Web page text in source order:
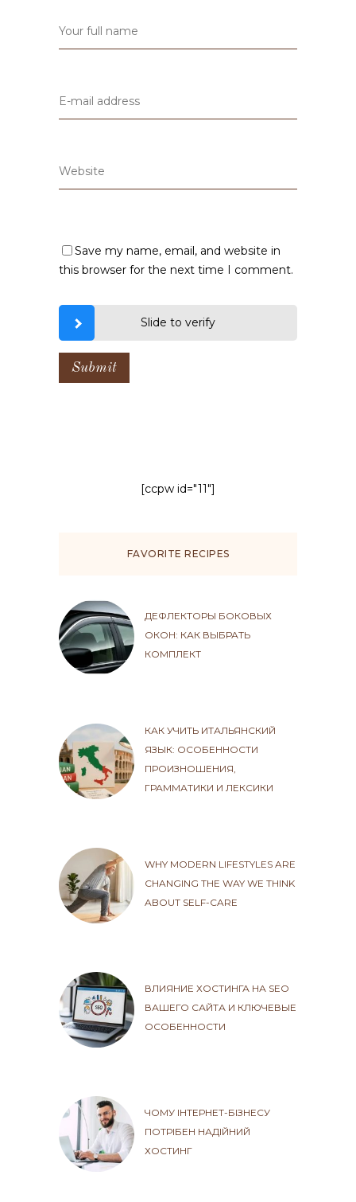
Save my name, email, and website in
this browser for the next time I comment.
Slide to verify
[ccpw id="11"]
FAVORITE RECIPES
ДЕФЛЕКТОРЫ БОКОВЫХ
ОКОН: КАК ВЫБРАТЬ
КОМПЛЕКТ
КАК УЧИТЬ ИТАЛЬЯНСКИЙ
ЯЗЫК: ОСОБЕННОСТИ
ПРОИЗНОШЕНИЯ,
ГРАММАТИКИ И ЛЕКСИКИ
WHY MODERN LIFESTYLES ARE
CHANGING THE WAY WE THINK
ABOUT SELF-CARE
ВЛИЯНИЕ ХОСТИНГА НА SEO
ВАШЕГО САЙТА И КЛЮЧЕВЫЕ
ОСОБЕННОСТИ
ЧОМУ ІНТЕРНЕТ-БІЗНЕСУ
ПОТРІБЕН НАДІЙНИЙ
ХОСТИНГ